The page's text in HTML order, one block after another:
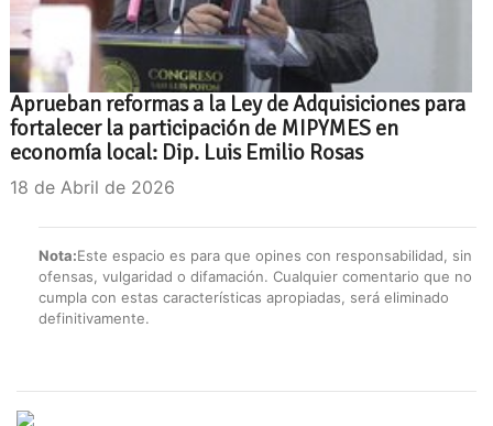
Aprueban reformas a la Ley de Adquisiciones para
fortalecer la participación de MIPYMES en
economía local: Dip. Luis Emilio Rosas
18 de Abril de 2026
Nota:Este espacio es para que opines con responsabilidad, sin
ofensas, vulgaridad o difamación. Cualquier comentario que no
cumpla con estas características apropiadas, será eliminado
definitivamente.